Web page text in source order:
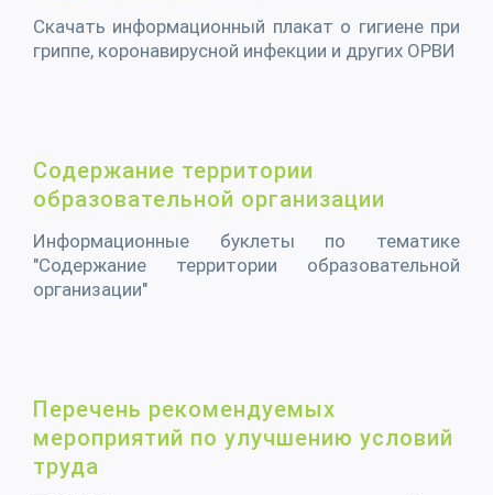
Скачать информационный плакат о гигиене при
гриппе, коронавирусной инфекции и других ОРВИ
Содержание территории
образовательной организации
Информационные буклеты по тематике
"Содержание территории образовательной
организации"
Перечень рекомендуемых
мероприятий по улучшению условий
труда